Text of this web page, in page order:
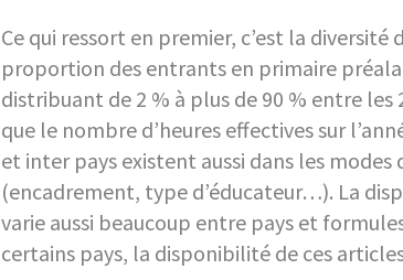
Ce qui ressort en premier, c’est la
proportion des entrants en primaire
distribuant de 2 % à plus de 90 % entre les
que le nombre d’heures effectives sur
et inter pays existent aussi dans les
(encadrement, type d’éducateur…). La
varie aussi beaucoup entre pays et
certains pays, la disponibilité de ces